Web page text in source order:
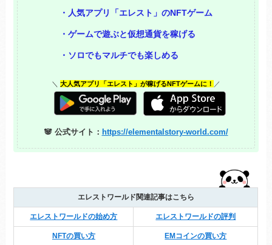
・人気アプリ「エレスト」のNFTゲーム
・ゲームで遊ぶと仮想通貨を稼げる
・ソロでもマルチでも楽しめる
＼ 大人気アプリ「エレスト」が稼げるNFTゲームに！ ／
🐼 公式サイト： https://elementalstory-world.com/
エレストワールド関連記事はこちら
エレストワールドの始め方 エレストワールドの評判
NFTの買い方 EMコインの買い方